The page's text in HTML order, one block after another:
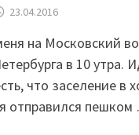
23.04.2016
на Московский
в 10 утра.
что заселение в
отправился